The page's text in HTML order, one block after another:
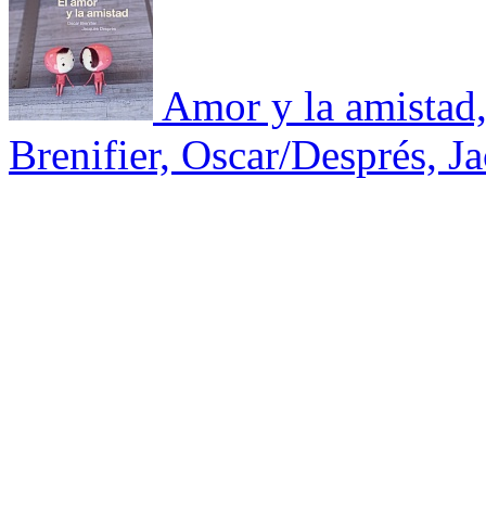
Amor y la
Brenifier, Oscar/Després,